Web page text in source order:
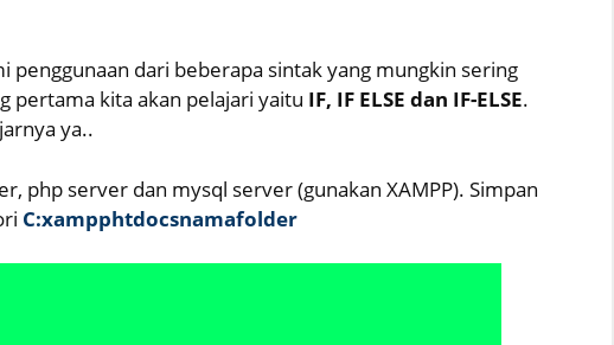
penggunaan dari beberapa sintak yang mungkin sering
pertama kita akan pelajari yaitu IF, IF ELSE dan IF-ELSE.
ya..
php server dan mysql server (gunakan XAMPP). Simpan
C:xampphtdocsnamafolder